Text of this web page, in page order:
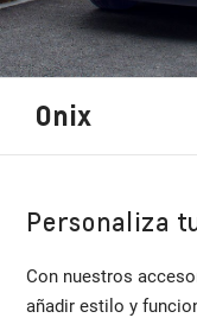
Onix
Personaliza
Con nuestros
añadir estilo y